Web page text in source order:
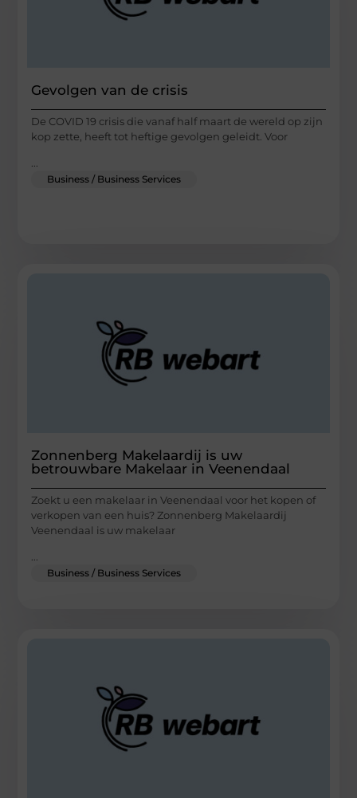
Gevolgen van de crisis
De COVID 19 crisis die vanaf half maart de wereld op zijn
kop zette, heeft tot heftige gevolgen geleidt. Voor
Business / Business Services
Zonnenberg Makelaardij is uw
betrouwbare Makelaar in Veenendaal
Zoekt u een makelaar in Veenendaal voor het kopen of
verkopen van een huis? Zonnenberg Makelaardij
Veenendaal is uw makelaar
...
Business / Business Services